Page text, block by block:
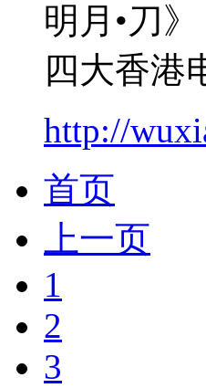
明月•刀
四大香港
http://
首页
上一页
1
2
3